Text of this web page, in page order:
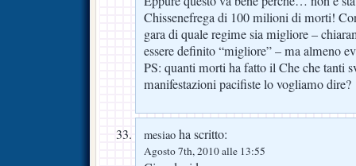
Chissenefrega di 100 milioni di morti!
gara di quale regime sia migliore –
essere definito “migliore” – ma almeno
PS: quanti morti ha fatto il Che che tanti
manifestazioni pacifiste lo vogliamo dire?
mesiao ha scritto:
Agosto 7th, 2010 alle 13:55